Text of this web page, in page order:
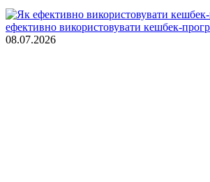
ефективно використовувати кешбек-
08.07.2026